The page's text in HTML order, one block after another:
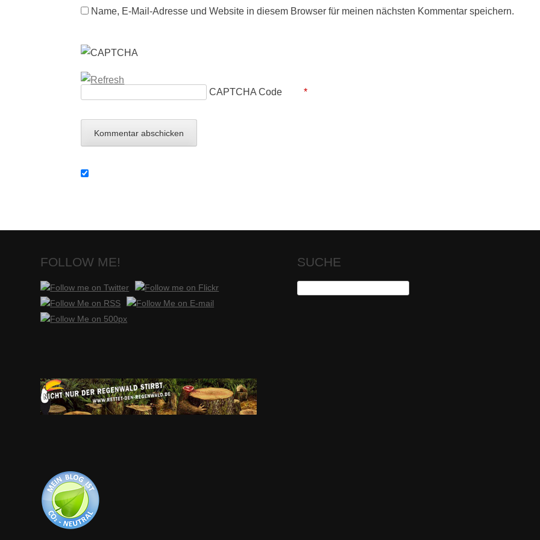
Name, E-Mail-Adresse und Website in diesem Browser für meinen nächsten Kommentar speichern.
CAPTCHA Code *
FOLLOW ME! SUCHE